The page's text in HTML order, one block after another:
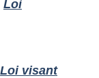
Loi
Loi visant